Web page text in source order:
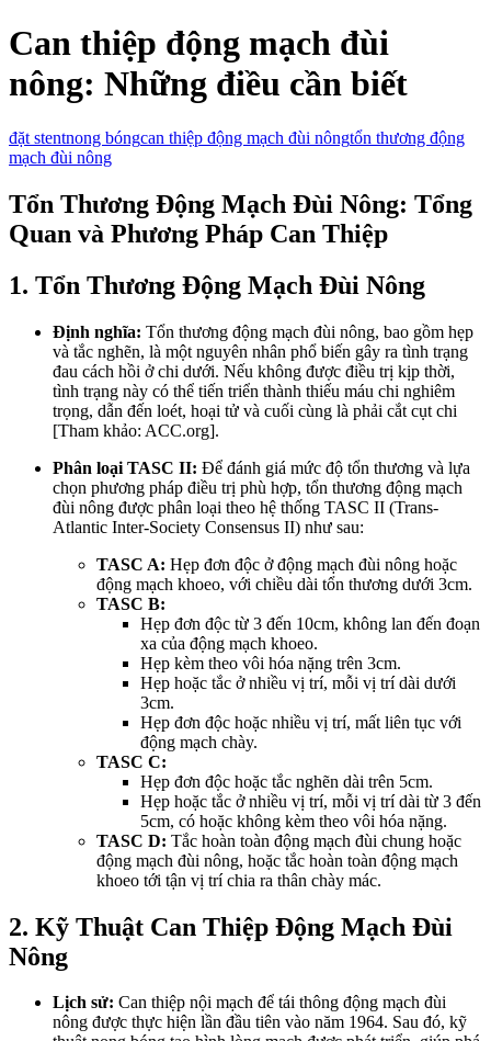
Can thiệp động mạch đùi
nông: Những điều cần biết
đặt stentnong bóngcan thiệp động mạch đùi nôngtổn thương động
mạch đùi nông
Tổn Thương Động Mạch Đùi Nông: Tổng
Quan và Phương Pháp Can Thiệp
1. Tổn Thương Động Mạch Đùi Nông
Định nghĩa: Tổn thương động mạch đùi nông, bao gồm hẹp
và tắc nghẽn, là một nguyên nhân phổ biến gây ra tình trạng
đau cách hồi ở chi dưới. Nếu không được điều trị kịp thời,
tình trạng này có thể tiến triển thành thiếu máu chi nghiêm
trọng, dẫn đến loét, hoại tử và cuối cùng là phải cắt cụt chi
[Tham khảo: ACC.org].
Phân loại TASC II: Để đánh giá mức độ tổn thương và lựa
chọn phương pháp điều trị phù hợp, tổn thương động mạch
đùi nông được phân loại theo hệ thống TASC II (Trans-
Atlantic Inter-Society Consensus II) như sau:
TASC A: Hẹp đơn độc ở động mạch đùi nông hoặc
động mạch khoeo, với chiều dài tổn thương dưới 3cm.
TASC B:
Hẹp đơn độc từ 3 đến 10cm, không lan đến đoạn
xa của động mạch khoeo.
Hẹp kèm theo vôi hóa nặng trên 3cm.
Hẹp hoặc tắc ở nhiều vị trí, mỗi vị trí dài dưới
3cm.
Hẹp đơn độc hoặc nhiều vị trí, mất liên tục với
động mạch chày.
TASC C:
Hẹp đơn độc hoặc tắc nghẽn dài trên 5cm.
Hẹp hoặc tắc ở nhiều vị trí, mỗi vị trí dài từ 3 đến
5cm, có hoặc không kèm theo vôi hóa nặng.
TASC D: Tắc hoàn toàn động mạch đùi chung hoặc
động mạch đùi nông, hoặc tắc hoàn toàn động mạch
khoeo tới tận vị trí chia ra thân chày mác.
2. Kỹ Thuật Can Thiệp Động Mạch Đùi
Nông
Lịch sử: Can thiệp nội mạch để tái thông động mạch đùi
nông được thực hiện lần đầu tiên vào năm 1964. Sau đó, kỹ